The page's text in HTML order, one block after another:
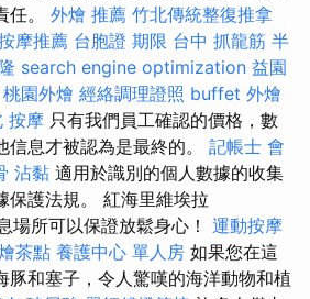
任。 外燴 推薦 竹北傳統整復推拿
摩推薦 台胞證 期限 台中 抓龍筋 半
search engine optimization 益園
桃園外燴 經絡調理證照 buffet 外燴
按摩 只有我們員工確認的價格，數
息才被認為是最終的。 記帳士 會
沾黏 適用於識別的個人數據的收集
保護法規。 紅海里維埃拉
場所可以保證放鬆身心！ 運動按摩
茶點 養護中心 單人房 如果您在這
豚和塞子，令人驚嘆的海洋動物和植